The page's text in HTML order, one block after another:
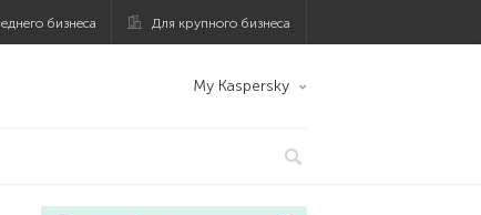
бизнеса Для крупного бизнеса
My Kaspersky